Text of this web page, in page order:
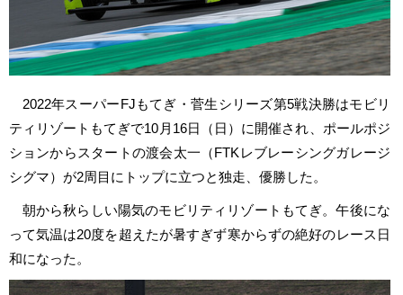
2022年スーパーFJもてぎ・菅生シリーズ第5戦決勝はモビリ
ティリゾートもてぎで10月16日（日）に開催され、ポールポジ
ションからスタートの渡会太一（FTKレブレーシングガレージ
シグマ）が2周目にトップに立つと独走、優勝した。
朝から秋らしい陽気のモビリティリゾートもてぎ。午後にな
って気温は20度を超えたが暑すぎず寒からずの絶好のレース日
和になった。